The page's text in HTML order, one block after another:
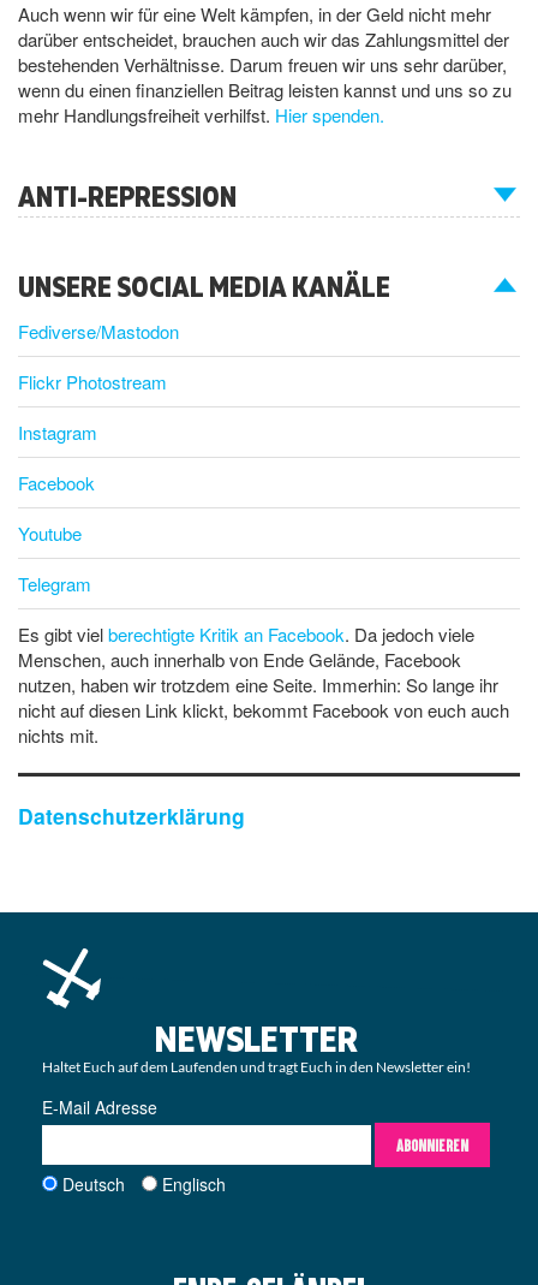
Auch wenn wir für eine Welt kämpfen, in der Geld nicht mehr
darüber entscheidet, brauchen auch wir das Zahlungsmittel der
bestehenden Verhältnisse. Darum freuen wir uns sehr darüber,
wenn du einen finanziellen Beitrag leisten kannst und uns so zu
mehr Handlungsfreiheit verhilfst. Hier spenden.
ANTI-REPRESSION
UNSERE SOCIAL MEDIA KANÄLE
Fediverse/Mastodon
Flickr Photostream
Instagram
Facebook
Youtube
Telegram
Es gibt vielberechtigte Kritik an Facebook. Da jedoch viele
Menschen, auch innerhalb von Ende Gelände, Facebook
nutzen, haben wir trotzdem eine Seite. Immerhin: So lange ihr
nicht auf diesen Link klickt, bekommt Facebook von euch auch
nichts mit.
Datenschutzerklärung
NEWSLETTER
Haltet Euch auf dem Laufenden und tragt Euch in den Newsletter ein!
E-Mail Adresse
ABONNIEREN
Deutsch Englisch